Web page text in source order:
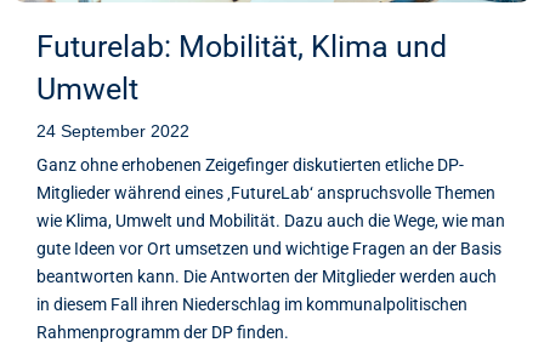
Futurelab: Mobilität, Klima und
Umwelt
24 September 2022
Ganz ohne erhobenen Zeigefinger diskutierten etliche DP-
Mitglieder während eines ‚FutureLab‘ anspruchsvolle Themen
wie Klima, Umwelt und Mobilität. Dazu auch die Wege, wie man
gute Ideen vor Ort umsetzen und wichtige Fragen an der Basis
beantworten kann. Die Antworten der Mitglieder werden auch
in diesem Fall ihren Niederschlag im kommunalpolitischen
Rahmenprogramm der DP finden.